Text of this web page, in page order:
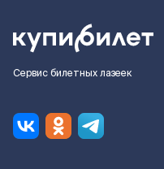
Сервис билетных лазеек